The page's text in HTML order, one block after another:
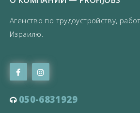
Агенство по трудоустройству,
Израилю.
050-6831929